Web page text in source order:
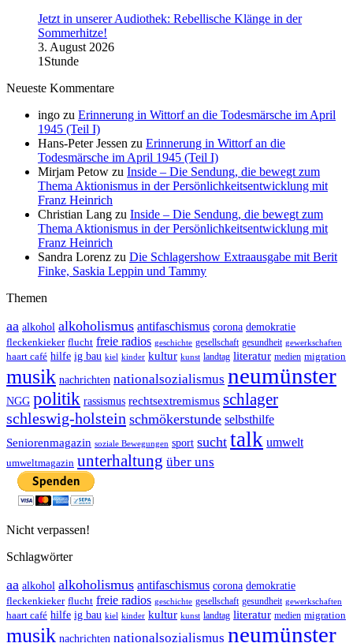
Jetzt in unserer Audiothek: Rebellische Klänge in der
Sommerhitze!
3. August 2026
1Stunde
Neueste Kommentare
ingo zu Erinnerung in Wittorf an die Todesmärsche im April
1945 (Teil I)
Hans-Peter Jessen zu Erinnerung in Wittorf an die
Todesmärsche im April 1945 (Teil I)
Mirjam Petow zu Inside – Die Sendung, die bewegt zum
Thema Aktionismus in der Persönlichkeitsentwicklung mit
Franz Heinrich
Christian Lang zu Inside – Die Sendung, die bewegt zum
Thema Aktionismus in der Persönlichkeitsentwicklung mit
Franz Heinrich
Sandra Lorenz zu Die Schlagershow Extraausgabe mit Berit
Finke, Saskia Leppin und Tammy
Themen
aa alkohol alkoholismus antifaschismus corona demokratie
fleckenkieker flucht freie radios geschichte gesellschaft gesundheit gewerkschaften
haart café hilfe ig bau kiel kinder kultur kunst landtag literatur medien migration
musik nachrichten nationalsozialismus neumünster
NGG politik rassismus rechtsextremismus schlager
schleswig-holstein schmökerstunde selbsthilfe
Seniorenmagazin soziale Bewegungen sport sucht talk umwelt
umweltmagazin unterhaltung über uns
Nicht verpassen!
Schlagwörter
aa alkohol alkoholismus antifaschismus corona demokratie
fleckenkieker flucht freie radios geschichte gesellschaft gesundheit gewerkschaften
haart café hilfe ig bau kiel kinder kultur kunst landtag literatur medien migration
musik nachrichten nationalsozialismus neumünster